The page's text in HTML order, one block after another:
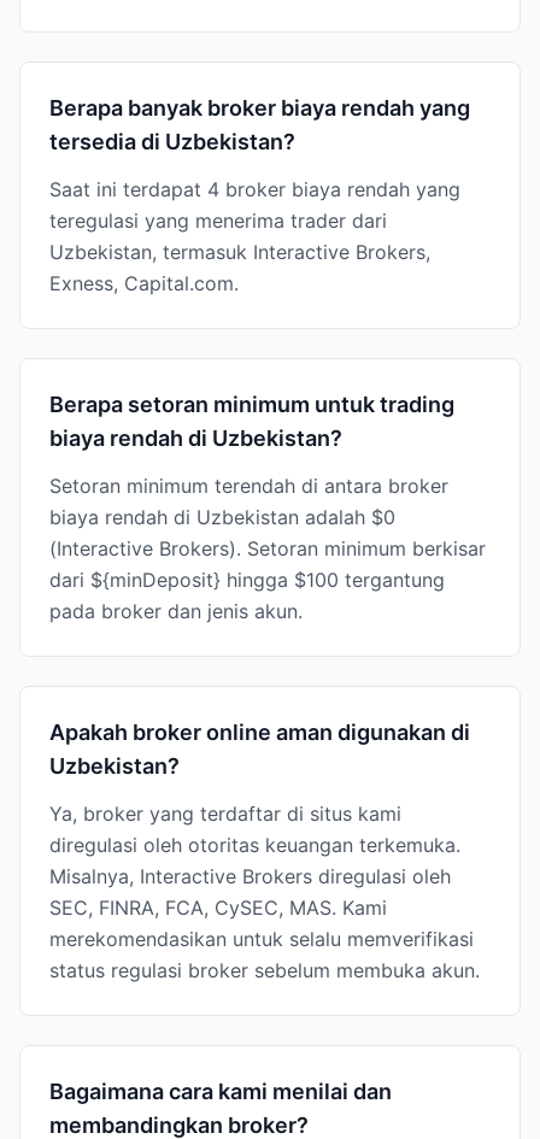
Berapa banyak broker biaya rendah yang
tersedia di Uzbekistan?
Saat ini terdapat 4 broker biaya rendah yang
teregulasi yang menerima trader dari
Uzbekistan, termasuk Interactive Brokers,
Exness, Capital.com.
Berapa setoran minimum untuk trading
biaya rendah di Uzbekistan?
Setoran minimum terendah di antara broker
biaya rendah di Uzbekistan adalah $0
(Interactive Brokers). Setoran minimum berkisar
dari ${minDeposit} hingga $100 tergantung
pada broker dan jenis akun.
Apakah broker online aman digunakan di
Uzbekistan?
Ya, broker yang terdaftar di situs kami
diregulasi oleh otoritas keuangan terkemuka.
Misalnya, Interactive Brokers diregulasi oleh
SEC, FINRA, FCA, CySEC, MAS. Kami
merekomendasikan untuk selalu memverifikasi
status regulasi broker sebelum membuka akun.
Bagaimana cara kami menilai dan
membandingkan broker?